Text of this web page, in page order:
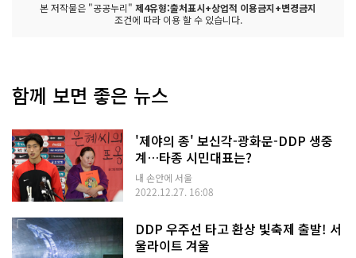
본 저작물은 "공공누리" 제4유형:출처표시+상업적 이용금지+변경금지
조건에 따라 이용 할 수 있습니다.
함께 보면 좋은 뉴스
'제야의 종' 보신각-광화문-DDP 생중
계…타종 시민대표는?
내 손안에 서울
2022.12.27. 16:08
DDP 우주선 타고 환상 빛축제 출발! 서
울라이트 겨울